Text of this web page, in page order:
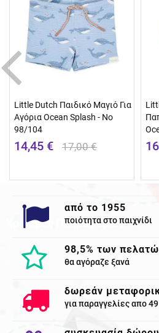
Little Dutch Παιδικό Μαγιό Για
Αγόρια Ocean Splash - No
98/104
14,45 € 17,00 €
Χρησιμες Πληροφορίες
από το 1955
ποιότητα στο παιχνίδι
98,5% των
θα αγόραζε ξανά
δωρεάν
για παραγγελίες απο